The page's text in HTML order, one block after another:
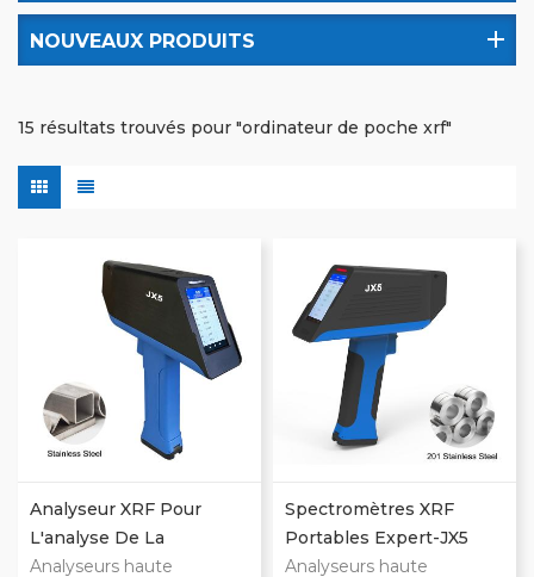
NOUVEAUX PRODUITS
15 résultats trouvés pour "ordinateur de poche xrf"
Analyseur XRF Pour
L'analyse De La
Composition Des
Analyseurs haute
Spectromètres XRF
Portables Expert-JX5
Pour Les Essais Sur
Analyseurs haute